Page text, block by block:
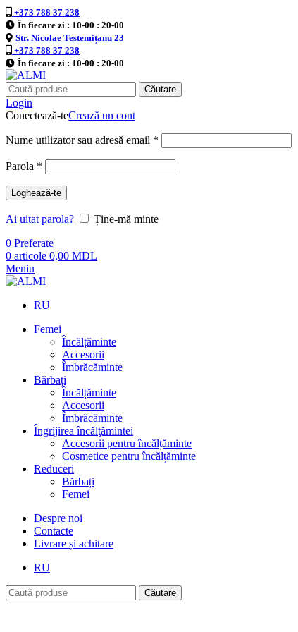
+373 788 37 238
În fiecare zi : 10-00 : 20-00
Str. Nicolae Testemițanu 23
+373 788 37 238
În fiecare zi : 10-00 : 20-00
Căutare
Login
Conectează-teCrează un cont
Nume utilizator sau adresă email *
Parola *
Loghează-te
Ai uitat parola?
Ține-mă minte
0 Preferate
0 articole 0,00 MDL
Meniu
RU
Femei
Încălțăminte
Accesorii
Îmbrăcăminte
Bărbați
Încălțăminte
Accesorii
Îmbrăcăminte
Îngrijirea încălţămintei
Accesorii pentru încălțăminte
Cosmetice pentru încălțăminte
Reduceri
Bărbați
Femei
Despre noi
Contacte
Livrare și achitare
RU
Căutare